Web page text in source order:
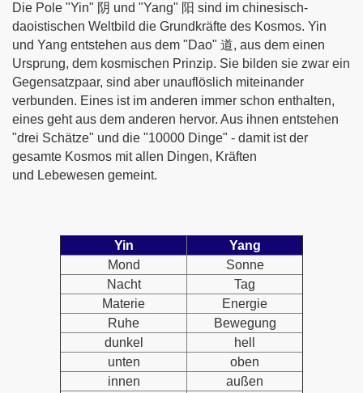
Die Pole "Yin" 阴 und "Yang" 阳 sind im chinesisch-
daoistischen Weltbild die Grundkräfte des Kosmos. Yin
und Yang entstehen aus dem "Dao" 道, aus dem einen
Ursprung, dem kosmischen Prinzip. Sie bilden sie zwar ein
Gegensatzpaar, sind aber unauflöslich miteinander
verbunden. Eines ist im anderen immer schon enthalten,
eines geht aus dem anderen hervor. Aus ihnen entstehen
"drei Schätze" und die "10000 Dinge" - damit ist der
gesamte Kosmos mit allen Dingen, Kräften
und Lebewesen gemeint.
Yin
Yang
Mond
Sonne
Nacht
Tag
Materie
Energie
Ruhe
Bewegung
dunkel
hell
unten
oben
innen
außen